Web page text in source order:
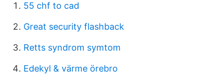
55 chf to cad
Great security flashback
Retts syndrom symtom
Edekyl & värme örebro